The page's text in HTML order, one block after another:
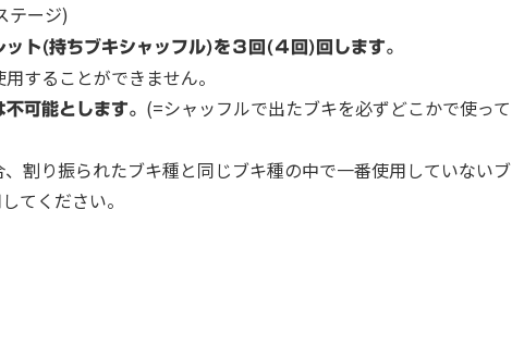
テージ)
ット(持ちブキシャッフル)を３回(４回)回します。
することができません。
可能とします。 (=シャッフルで出たブキを必ずどこかで使って
割り振られたブキ種と同じブキ種の中で一番使用していないブ
てください。